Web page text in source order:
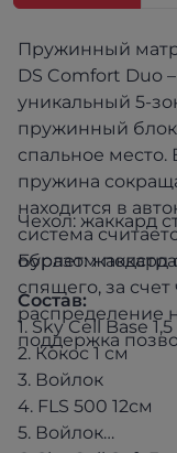
Пружинный
DS Comfort Duo
уникальный 5-
пружинный блок
спальное место.
пружина
находится в
система
образом
спящего, за
распределение
поддержка
Чехол: жаккард
Бурлет:
Состав:
1. Sky Cell Base
2. Кокос 1 см
3. Войлок
4. FLS 500 12см
5. Войлок